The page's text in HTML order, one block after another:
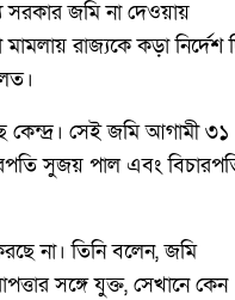
সরকার জমি না দেওয়ায়
রাজ্যকে কড়া নির্দেশ
কেন্দ্র। সেই জমি আগামী ৩১
সুজয় পাল এবং
না। তিনি বলেন, জমি
সঙ্গে যুক্ত, সেখানে কেন